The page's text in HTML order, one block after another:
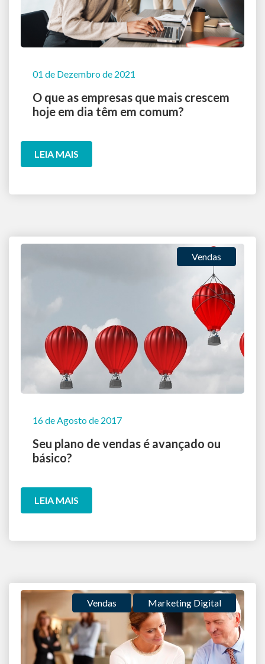
01 de Dezembro de 2021
O que as empresas que mais crescem
hoje em dia têm em comum?
LEIA MAIS
Vendas
16 de Agosto de 2017
Seu plano de vendas é avançado ou
básico?
LEIA MAIS
Vendas Marketing Digital